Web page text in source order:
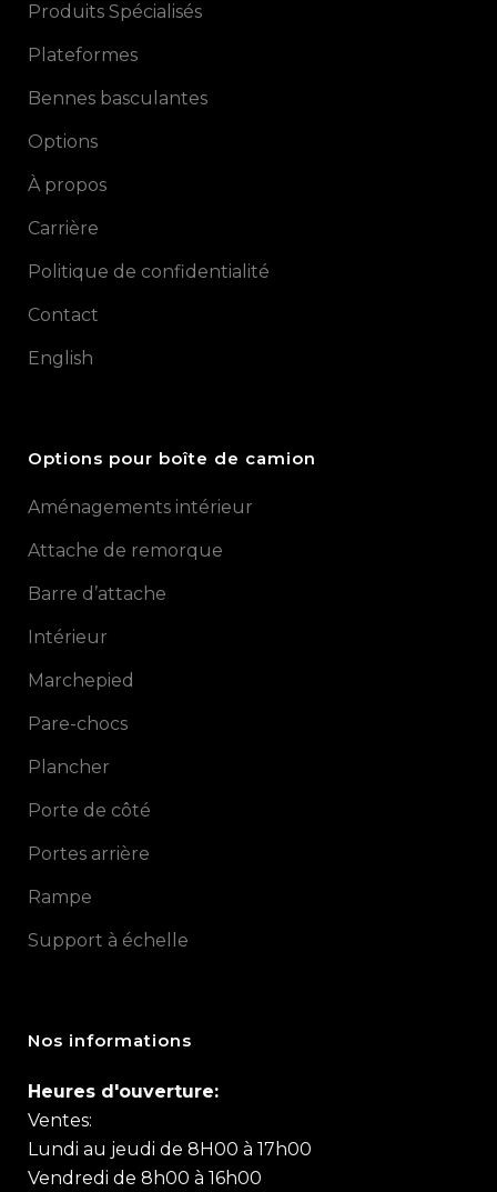
Produits Spécialisés
Plateformes
Bennes basculantes
Options
À propos
Carrière
Politique de confidentialité
Contact
English
Options pour boîte de camion
Aménagements intérieur
Attache de remorque
Barre d’attache
Intérieur
Marchepied
Pare-chocs
Plancher
Porte de côté
Portes arrière
Rampe
Support à échelle
Nos informations
Heures d'ouverture:
Ventes:
Lundi au jeudi de 8H00 à 17h00
Vendredi de 8h00 à 16h00